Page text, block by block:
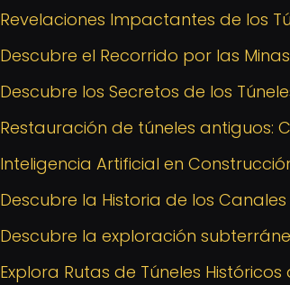
Revelaciones Impactantes de los
Descubre el Recorrido por las
Descubre los Secretos de los
Restauración de túneles antiguos:
Inteligencia Artificial en
Descubre la Historia de los
Descubre la exploración
Explora Rutas de Túneles